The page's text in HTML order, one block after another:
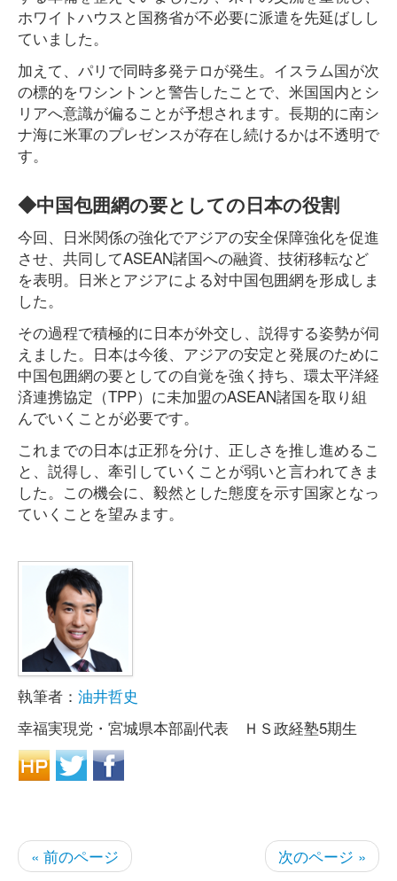
ホワイトハウスと国務省が不必要に派遣を先延ばしし
ていました。
加えて、パリで同時多発テロが発生。イスラム国が次
の標的をワシントンと警告したことで、米国国内とシ
リアへ意識が偏ることが予想されます。長期的に南シ
ナ海に米軍のプレゼンスが存在し続けるかは不透明で
す。
◆中国包囲網の要としての日本の役割
今回、日米関係の強化でアジアの安全保障強化を促進
させ、共同してASEAN諸国への融資、技術移転など
を表明。日米とアジアによる対中国包囲網を形成しま
した。
その過程で積極的に日本が外交し、説得する姿勢が伺
えました。日本は今後、アジアの安定と発展のために
中国包囲網の要としての自覚を強く持ち、環太平洋経
済連携協定（TPP）に未加盟のASEAN諸国を取り組
んでいくことが必要です。
これまでの日本は正邪を分け、正しさを推し進めるこ
と、説得し、牽引していくことが弱いと言われてきま
した。この機会に、毅然とした態度を示す国家となっ
ていくことを望みます。
執筆者： 油井哲史
幸福実現党・宮城県本部副代表 ＨＳ政経塾5期生
« 前のページ 次のページ »